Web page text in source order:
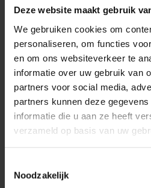
Deze website maakt gebruik
We gebruiken cookies om
personaliseren, om functies
en om ons websiteverkeer te
informatie over uw gebruik van
partners voor social media,
partners kunnen deze
informatie die u aan ze heeft
verzameld op basis van uw
Noodzakelijk
Contact
VE-Systems
3861 NB Nijkerk
Branches
Solutions
RVS Werkplekinrichting
Productlijnen
Medische
Infectiepreventie en
Assortiment
Onze merken
Hammerlit
Septodry
Metro
Zarges
Contact
Ons team
Klantcases
Vacatures